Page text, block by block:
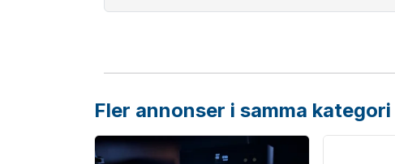
Fler annonser i samma kategori